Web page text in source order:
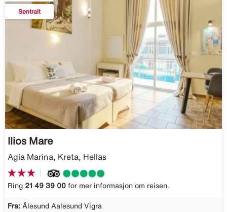
Sentralt
Ilios Mare
Agia Marina, Kreta, Hellas
Ring 21 49 39 00 for mer informasjon om reisen.
Fra: Ålesund Aalesund Vigra